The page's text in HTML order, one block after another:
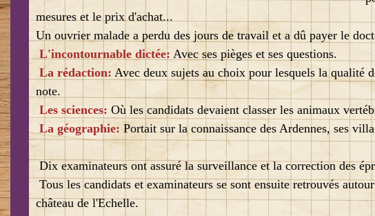
mesures et le prix d'achat...
Un ouvrier malade a perdu des jours de travail et a dû payer le
L'incontournable dictée: Avec ses pièges et ses questions.
La rédaction: Avec deux sujets au choix pour lesquels la qualité
note.
Les sciences: Où les candidats devaient classer les animaux
La géographie: Portait sur la connaissance des Ardennes, ses
Dix examinateurs ont assuré la surveillance et la correction des
Tous les candidats et examinateurs se sont ensuite retrouvés
château de l'Echelle.